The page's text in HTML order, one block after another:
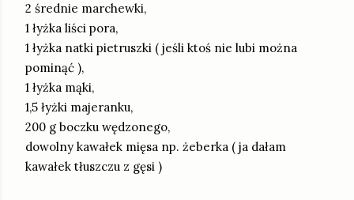
2 średnie marchewki,
1 łyżka liści pora,
1 łyżka natki pietruszki ( jeśli ktoś nie lubi można
pominąć ),
1 łyżka mąki,
1,5 łyżki majeranku,
200 g boczku wędzonego,
dowolny kawałek mięsa np. żeberka ( ja dałam
kawałek tłuszczu z gęsi )